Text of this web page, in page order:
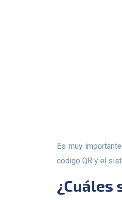
Es muy importante tener en cuenta que todos los Sudoku generados tienen un enlace a la solución en nuestra página Sudoku Escape. Puedes escanear el
código QR y el